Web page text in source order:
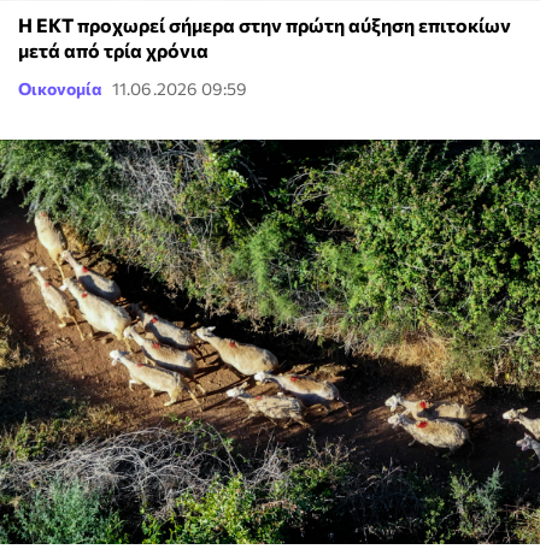
Η ΕΚΤ προχωρεί σήμερα στην πρώτη αύξηση επιτοκίων
μετά από τρία χρόνια
Οικονομία 11.06.2026 09:59